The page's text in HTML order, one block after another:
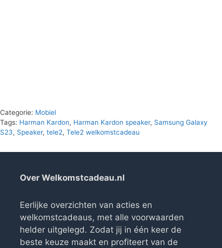
Categorie: Mobiel
Tags: Harman Kardon, Harman Kardon speaker, Samsung Galaxy
S23, Speaker, tele2, Tele2 welkomstcadeau
Over Welkomstcadeau.nl
Eerlijke overzichten van acties en
welkomstcadeaus, met alle voorwaarden
helder uitgelegd. Zodat jij in één keer de
beste keuze maakt en profiteert van de